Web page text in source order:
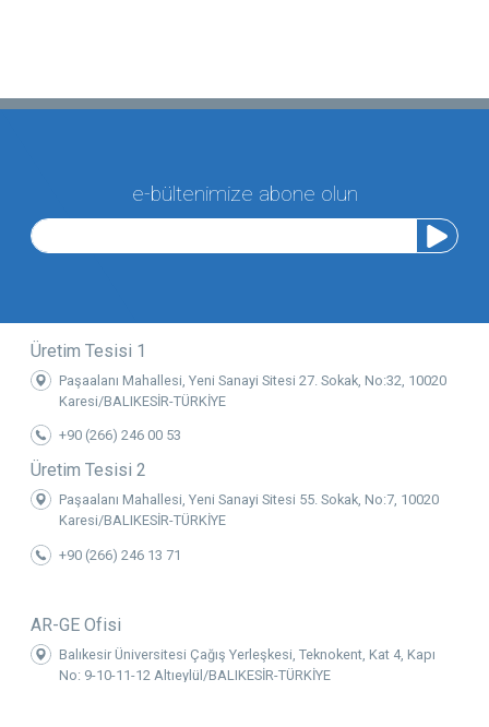
e-bültenimize abone olun
Üretim Tesisi 1
Paşaalanı Mahallesi, Yeni Sanayi Sitesi 27. Sokak, No:32, 10020
Karesi/BALIKESİR-TÜRKİYE
+90 (266) 246 00 53
Üretim Tesisi 2
Paşaalanı Mahallesi, Yeni Sanayi Sitesi 55. Sokak, No:7, 10020
Karesi/BALIKESİR-TÜRKİYE
+90 (266) 246 13 71
AR-GE Ofisi
Balıkesir Üniversitesi Çağış Yerleşkesi, Teknokent, Kat 4, Kapı
No: 9-10-11-12 Altıeylül/BALIKESİR-TÜRKİYE